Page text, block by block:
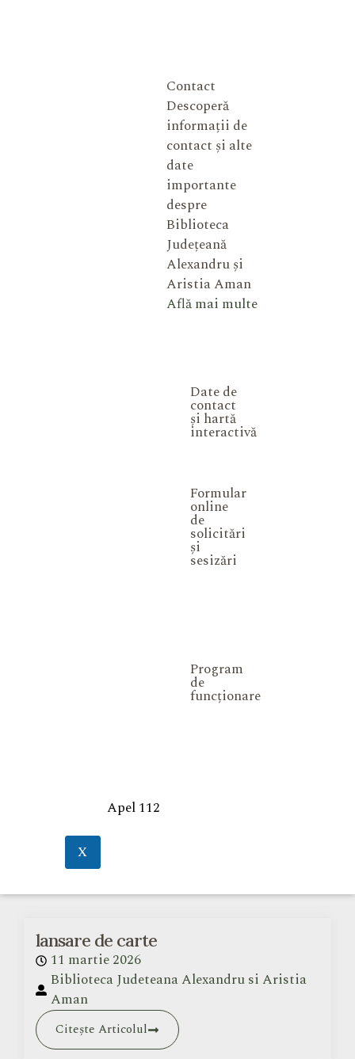
Contact
Descoperă
informații de
contact și alte
date
importante
despre
Biblioteca
Județeană
Alexandru și
Aristia Aman
Află mai multe
Date de
contact
și hartă
interactivă
Formular
online
de
solicitări
și
sesizări
Program
de
funcționare
Apel 112
X
lansare de carte
11 martie 2026
Biblioteca Judeteana Alexandru si Aristia
Aman
Citește Articolul